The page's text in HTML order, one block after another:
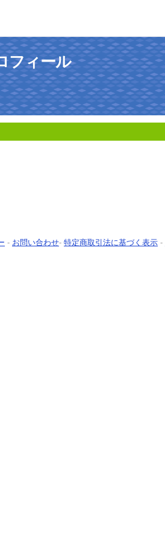
フィール
- お問い合わせ- 特定商取引法に基づく表示 -